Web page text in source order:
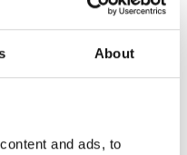
About
and ads, to
sens,
energetică.
discutat destul
pe care le
izolare, de la